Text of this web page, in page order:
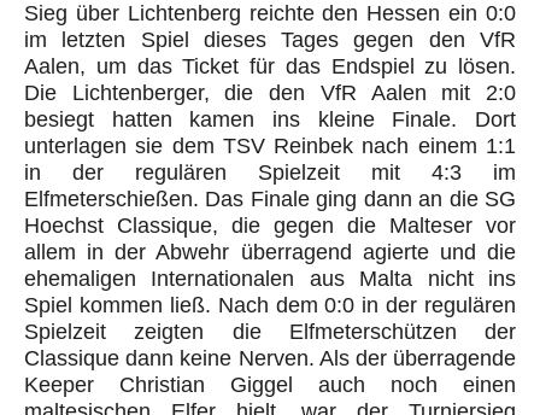
Sieg über Lichtenberg reichte den Hessen ein 0:0
im letzten Spiel dieses Tages gegen den VfR
Aalen, um das Ticket für das Endspiel zu lösen.
Die Lichtenberger, die den VfR Aalen mit 2:0
besiegt hatten kamen ins kleine Finale. Dort
unterlagen sie dem TSV Reinbek nach einem 1:1
in der regulären Spielzeit mit 4:3 im
Elfmeterschießen. Das Finale ging dann an die SG
Hoechst Classique, die gegen die Malteser vor
allem in der Abwehr überragend agierte und die
ehemaligen Internationalen aus Malta nicht ins
Spiel kommen ließ. Nach dem 0:0 in der regulären
Spielzeit zeigten die Elfmeterschützen der
Classique dann keine Nerven. Als der überragende
Keeper Christian Giggel auch noch einen